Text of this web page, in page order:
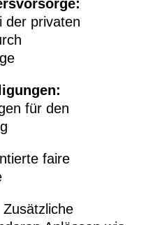
der privaten
für den
faire
Zusätzliche